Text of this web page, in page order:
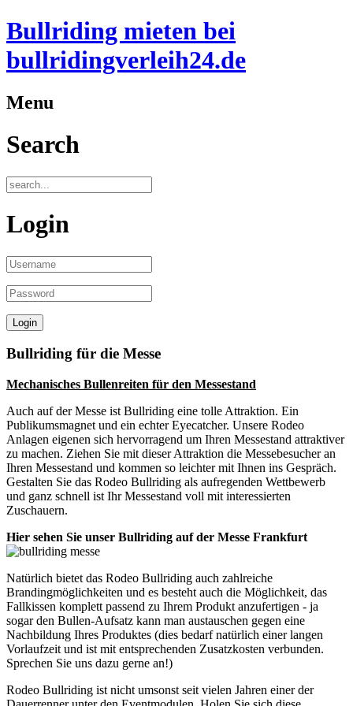
Bullriding mieten bei
bullridingverleih24.de
Menu
Search
Login
Bullriding für die Messe
Mechanisches Bullenreiten für den Messestand
Auch auf der Messe ist Bullriding eine tolle Attraktion. Ein
Publikumsmagnet und ein echter Eyecatcher. Unsere Rodeo
Anlagen eigenen sich hervorragend um Ihren Messestand attraktiver
zu machen. Ziehen Sie mit dieser Attraktion die Messebesucher an
Ihren Messestand und kommen so leichter mit Ihnen ins Gespräch.
Gestalten Sie das Rodeo Bullriding als aufregenden Wettbewerb
und ganz schnell ist Ihr Messestand voll mit interessierten
Zuschauern.
Hier sehen Sie unser Bullriding auf der Messe Frankfurt
Natürlich bietet das Rodeo Bullriding auch zahlreiche
Brandingmöglichkeiten und es besteht auch die Möglichkeit, das
Fallkissen komplett passend zu Ihrem Produkt anzufertigen - ja
sogar den Bullen-Aufsatz kann man austauschen gegen eine
Nachbildung Ihres Produktes (dies bedarf natürlich einer langen
Vorlaufzeit und ist mit entsprechenden Zusatzkosten verbunden.
Sprechen Sie uns dazu gerne an!)
Rodeo Bullriding ist nicht umsonst seit vielen Jahren einer der